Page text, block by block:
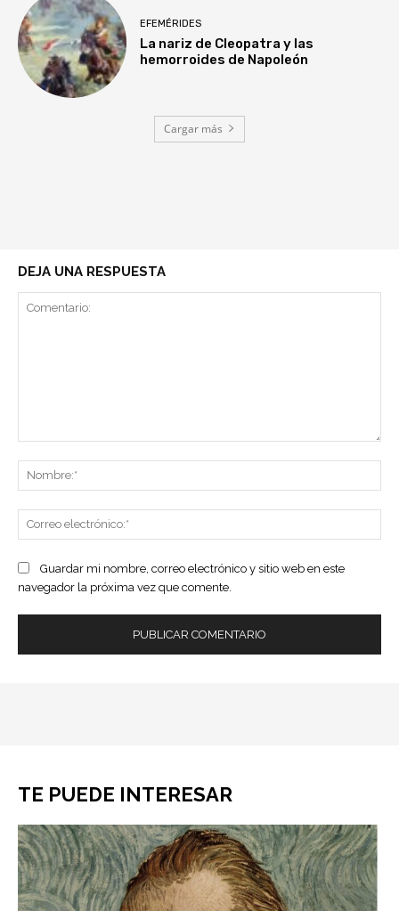
EFEMÉRIDES
La nariz de Cleopatra y las
hemorroides de Napoleón
Cargar más
DEJA UNA RESPUESTA
Guardar mi nombre, correo electrónico y sitio web en este
navegador la próxima vez que comente.
TE PUEDE INTERESAR